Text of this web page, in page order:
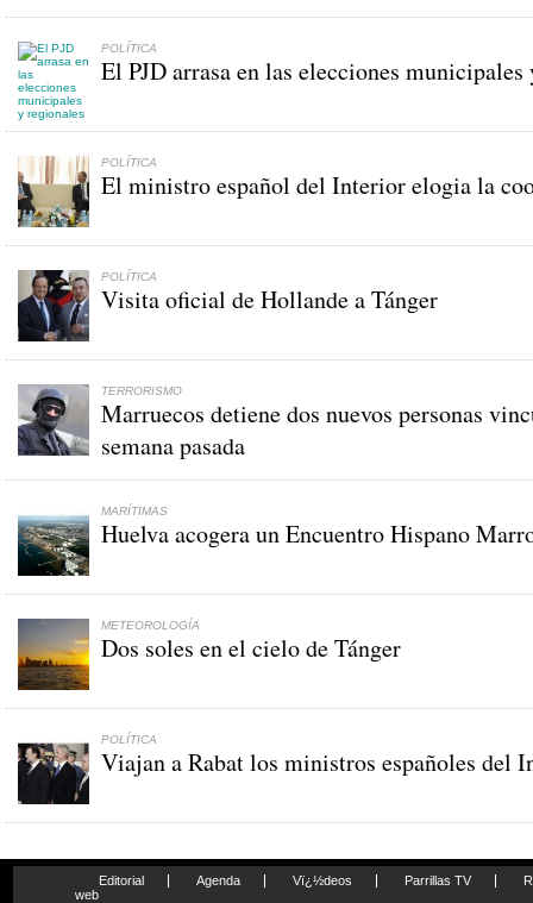
POLÍTICA
El PJD arrasa en las elecciones
POLÍTICA
El ministro español del Interior elogia la
POLÍTICA
Visita oficial de Hollande a Tánger
TERRORISMO
Marruecos detiene dos nuevos personas
semana pasada
MARÍTIMAS
Huelva acogera un Encuentro Hispano
METEOROLOGÍA
Dos soles en el cielo de Tánger
POLÍTICA
Viajan a Rabat los ministros españoles del
Editorial Agenda Vï¿½deos Parrillas TV
web